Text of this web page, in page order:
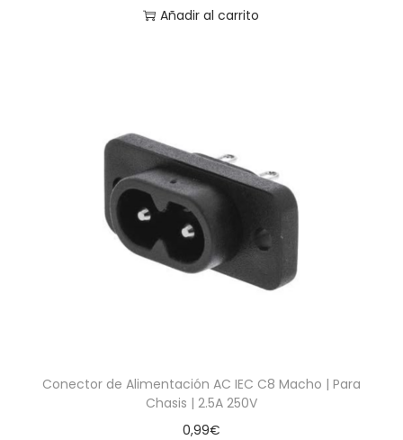
Añadir al carrito
Conector de Alimentación AC IEC C8 Macho | Para
Chasis | 2.5A 250V
0,99€